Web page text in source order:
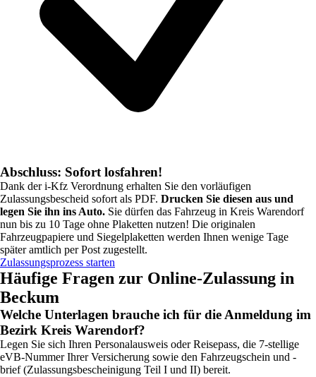
Abschluss: Sofort losfahren!
Dank der i-Kfz Verordnung erhalten Sie den vorläufigen
Zulassungsbescheid sofort als PDF. Drucken Sie diesen aus und
legen Sie ihn ins Auto. Sie dürfen das Fahrzeug in Kreis Warendorf
nun bis zu 10 Tage ohne Plaketten nutzen! Die originalen
Fahrzeugpapiere und Siegelplaketten werden Ihnen wenige Tage
später amtlich per Post zugestellt.
Zulassungsprozess starten
Häufige Fragen zur Online-Zulassung in
Beckum
Welche Unterlagen brauche ich für die Anmeldung im
Bezirk Kreis Warendorf?
Legen Sie sich Ihren Personalausweis oder Reisepass, die 7-stellige
eVB-Nummer Ihrer Versicherung sowie den Fahrzeugschein und -
brief (Zulassungsbescheinigung Teil I und II) bereit.